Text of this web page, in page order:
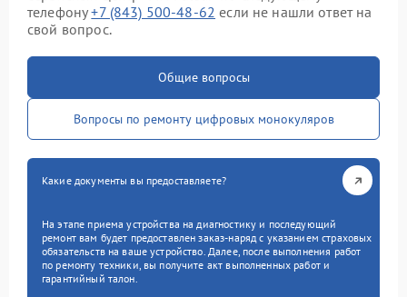
телефону+7 (843) 500-48-62 если не нашли ответ на
свой вопрос.
Общие вопросы
Вопросы по ремонту цифровых монокуляров
Какие документы вы предоставляете?
На этапе приема устройства на диагностику и последующий
ремонт вам будет предоставлен заказ-наряд с указанием страховых
обязательств на ваше устройство. Далее, после выполнения работ
по ремонту техники, вы получите акт выполненных работ и
гарантийный талон.